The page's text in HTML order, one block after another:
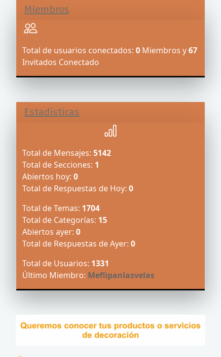
Miembros
Total de usuarios conectados: 0 Miembros y67
Invitados Conectado
Estadísticas
Total de Mensajes: 5142
Total de Secciones: 1
Abiertos hoy: 0
Total de Respuestas de Hoy: 0
Total de Temas: 1704
Total de Categorías: 15
Abiertos ayer: 0
Total de Respuestas de Ayer: 0
Total de Usuarios: 1331
Último Miembro: Meflipanlasvelas